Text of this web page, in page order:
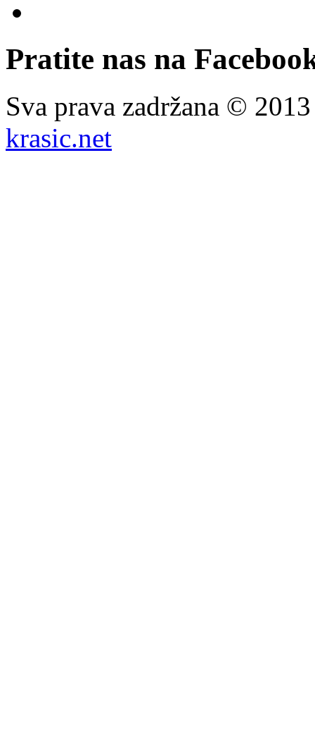
Pratite nas na
Sva prava zadržana ©
krasic.net